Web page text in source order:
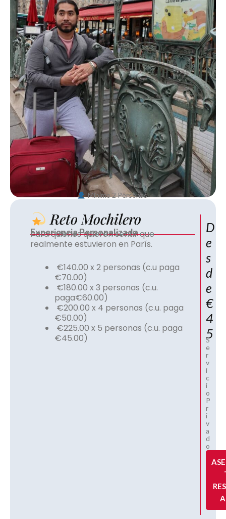
Mínimo 2 Personas
Reto Mochilero
Experiencia Personalizada
Para quienes quieren sentir que
realmente estuvieron en París.
€140.00 x 2 personas (c.u paga
€70.00)
€180.00 x 3 personas (c.u.
paga€60.00)
€200.00 x 4 personas (c.u. paga
€50.00)
€225.00 x 5 personas (c.u. paga
€45.00)
D
E
S
D
E
€
4
5
S
e
r
v
i
c
i
o
P
r
i
v
a
d
o